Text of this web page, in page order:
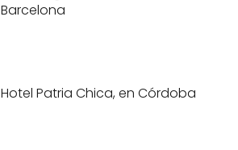
Barcelona
Hotel Patria Chica, en Córdoba